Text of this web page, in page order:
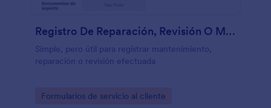
Registro De Reparación, Revisión O Mantenimiento
Simple, pero útil para registrar mantenimiento,
reparación o revisión efectuada
Go to Category:
Formularios de servicio al cliente